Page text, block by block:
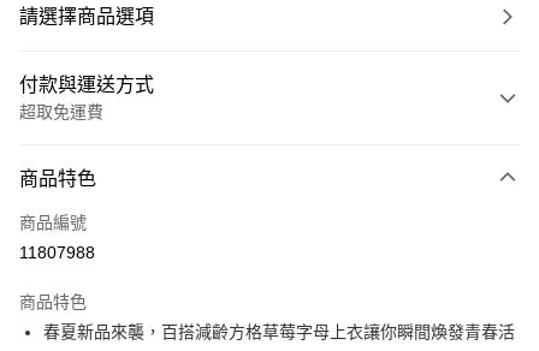
請選擇商品選項
付款與運送方式
超取免運費
信用卡一次付款
超商取貨付款
運送方式
商品特色
商品編號
11807988
商品特色
春夏新品來襲，百搭減齡方格草莓字母上衣讓你瞬間煥發青春活